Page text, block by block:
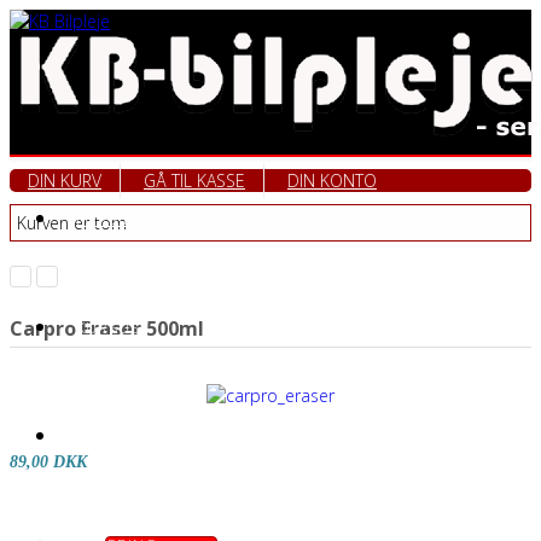
FORSIDE
KURSUS
DIN KURV GÅ TIL KASSE
DIN KONTO
Kurven er tom
Carpro Eraser 500ml
89,00 DKK